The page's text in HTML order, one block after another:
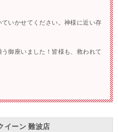
ていかせてください。神様に近い存
御座いました！皆様も、救われて
イーン 難波店